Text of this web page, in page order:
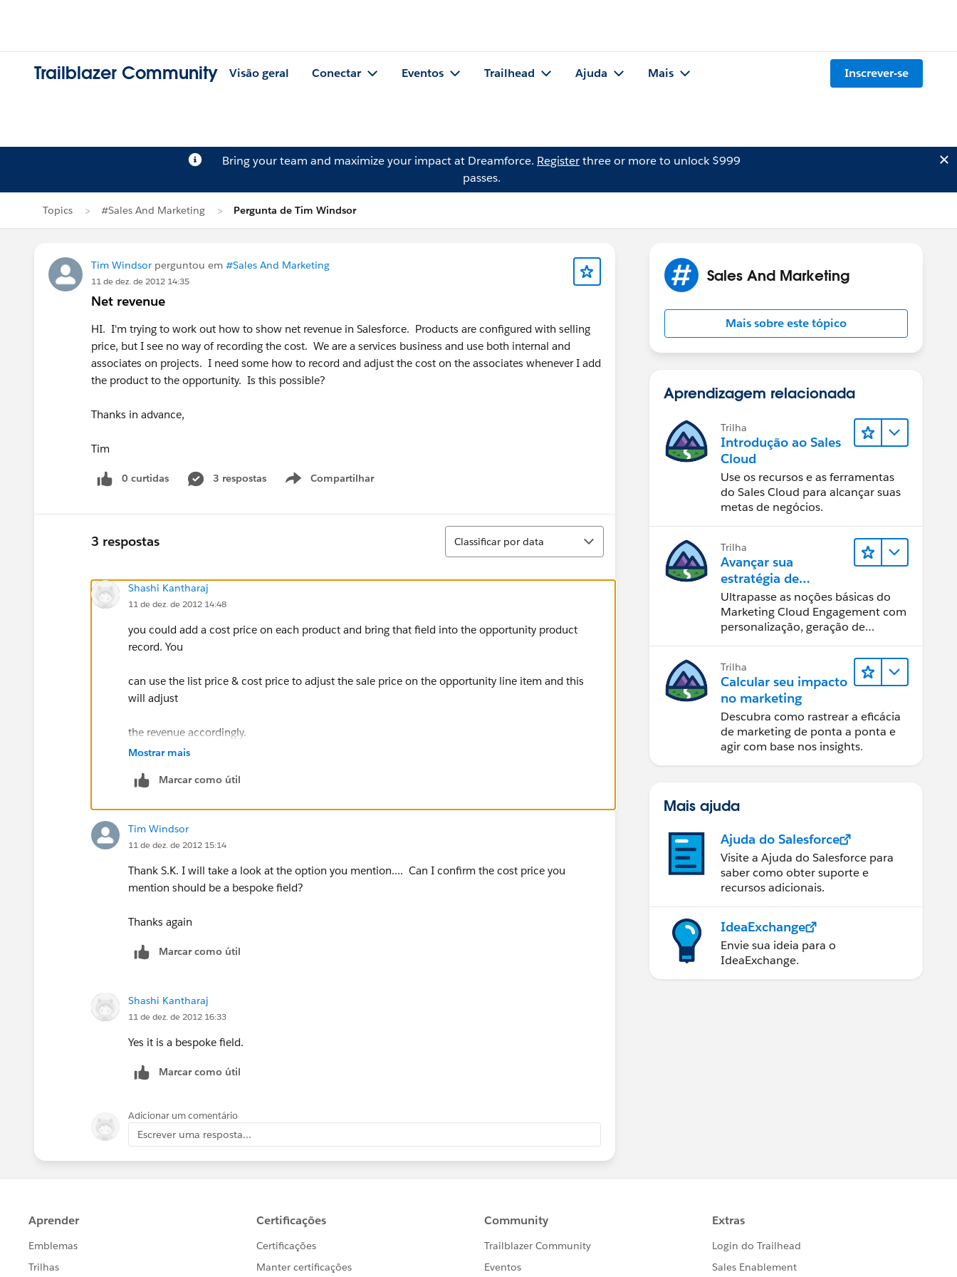
Trailblazer Community Visão geral Conectar Eventos Trailhead Ajuda Mais Inscrever-se
Bring your team and maximize your impact at Dreamforce. Registerthree or more to unlock $999
passes.
Topics #Sales And Marketing Pergunta de Tim Windsor
Tim Windsor perguntou em #Sales And Marketing
11 de dez. de 2012 14:35
Net revenue
HI. I'm trying to work out how to show net revenue in Salesforce. Products are configured with selling
price, but I see no way of recording the cost. We are a services business and use both internal and
associates on projects. I need some how to record and adjust the cost on the associates whenever I add
the product to the opportunity. Is this possible?
Thanks in advance,
Tim
0 curtidas 3 respostas Compartilhar
Show menu
3 respostas
Classificar
Classificar por data
Shashi Kantharaj
11 de dez. de 2012 14:48
you could add a cost price on each product and bring that field into the opportunity product
record. You
can use the list price & cost price to adjust the sale price on the opportunity line item and this
will adjust
the revenue accordingly.
Mostrar mais
Marcar como útil
Tim Windsor
11 de dez. de 2012 15:14
Thank S.K. I will take a look at the option you mention.... Can I confirm the cost price you
mention should be a bespoke field?
Thanks again
Marcar como útil
Shashi Kantharaj
11 de dez. de 2012 16:33
Yes it is a bespoke field.
Marcar como útil
Adicionar um comentário
Escrever uma resposta...
Sales And Marketing
Mais sobre este tópico
Aprendizagem relacionada
Trilha
Introdução ao Sales
Cloud
Use os recursos e as ferramentas
do Sales Cloud para alcançar suas
metas de negócios.
Trilha
Avançar sua
estratégia de
marketing
Ultrapasse as noções básicas do
Marketing Cloud Engagement com
personalização, geração de
Trilha
Calcular seu impacto
no marketing
Descubra como rastrear a eficácia
de marketing de ponta a ponta e
agir com base nos insights.
Mais ajuda
Ajuda do Salesforce
Visite a Ajuda do Salesforce para
saber como obter suporte e
recursos adicionais.
IdeaExchange
Envie sua ideia para o
IdeaExchange.